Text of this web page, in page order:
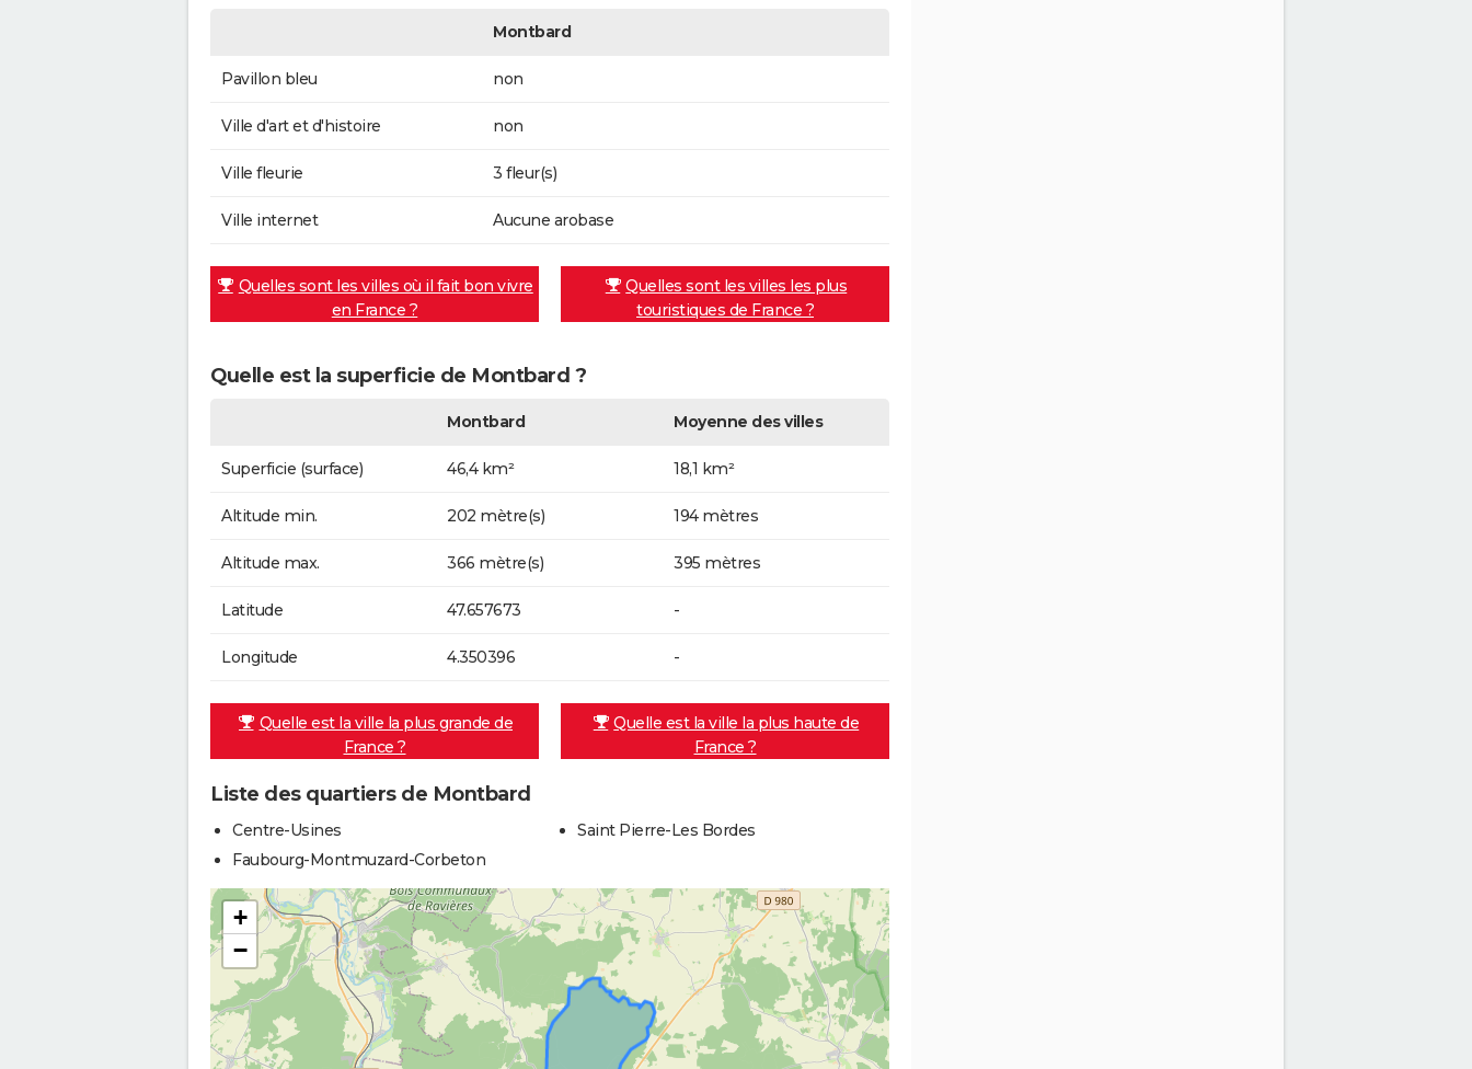
Montbard
Pavillon bleu non
Ville d'art et d'histoire non
Ville fleurie 3 fleur(s)
Ville internet Aucune arobase
Quelles sont les villes où il fait bon vivre
en France ?
Quelles sont les villes les plus
touristiques de France ?
Quelle est la superficie de Montbard ?
Montbard Moyenne des villes
Superficie (surface) 46,4 km² 18,1 km²
Altitude min. 202 mètre(s) 194 mètres
Altitude max. 366 mètre(s) 395 mètres
Latitude 47.657673 -
Longitude 4.350396 -
Quelle est la ville la plus grande de
France ?
Quelle est la ville la plus haute de
France ?
Liste des quartiers de Montbard
Centre-Usines
Faubourg-Montmuzard-Corbeton
Saint Pierre-Les Bordes
+
−